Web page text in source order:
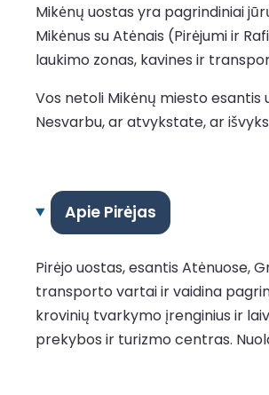
Mikėnų uostas yra pagrindiniai
Mikėnus su Atėnais (Pirėjumi ir
laukimo zonas, kavines ir
Vos netoli Mikėnų miesto esantis
Nesvarbu, ar atvykstate, ar
Apie Pirėjas
Pirėjo uostas, esantis Atėnuose,
transporto vartai ir vaidina
krovinių tvarkymo įrenginius ir
prekybos ir turizmo centras.